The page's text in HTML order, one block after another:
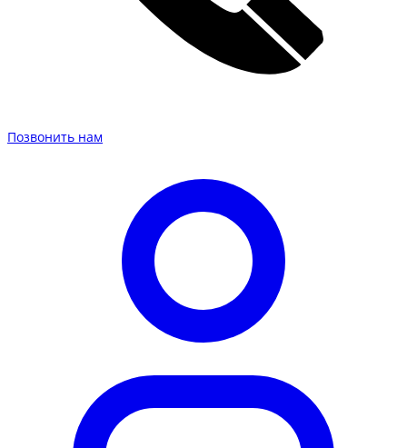
Позвонить нам